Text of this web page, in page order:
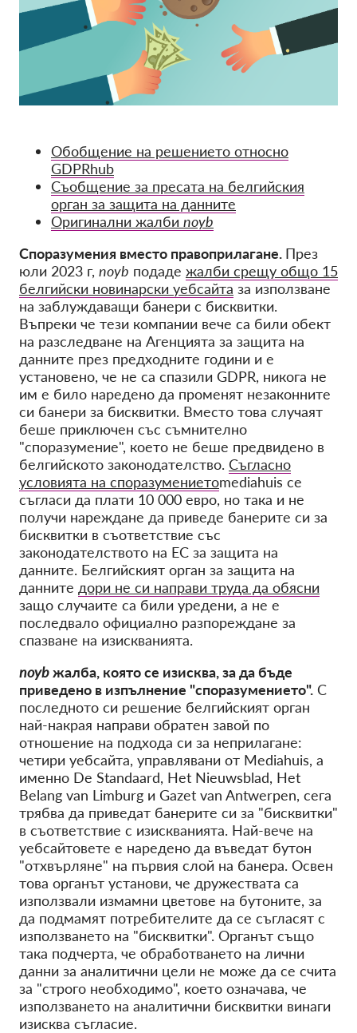
Обобщение на решението относно
GDPRhub
Съобщение за пресата на белгийския
орган за защита на данните
Оригинални жалби noyb
Споразумения вместо правоприлагане. През
юли 2023 г, noyb подаде жалби срещу общо 15
белгийски новинарски уебсайта за използване
на заблуждаващи банери с бисквитки.
Въпреки че тези компании вече са били обект
на разследване на Агенцията за защита на
данните през предходните години и е
установено, че не са спазили GDPR, никога не
им е било наредено да променят незаконните
си банери за бисквитки. Вместо това случаят
беше приключен със съмнително
"споразумение", което не беше предвидено в
белгийското законодателство. Съгласно
условията на споразумениетоmediahuis се
съгласи да плати 10 000 евро, но така и не
получи нареждане да приведе банерите си за
бисквитки в съответствие със
законодателството на ЕС за защита на
данните. Белгийският орган за защита на
данните дори не си направи труда да обясни
защо случаите са били уредени, а не е
последвало официално разпореждане за
спазване на изискванията.
noybжалба, която се изисква, за да бъде
приведено в изпълнение "споразумението". С
последното си решение белгийският орган
най-накрая направи обратен завой по
отношение на подхода си за неприлагане:
четири уебсайта, управлявани от Mediahuis, а
именно De Standaard, Het Nieuwsblad, Het
Belang van Limburg и Gazet van Antwerpen, сега
трябва да приведат банерите си за "бисквитки"
в съответствие с изискванията. Най-вече на
уебсайтовете е наредено да въведат бутон
"отхвърляне" на първия слой на банера. Освен
това органът установи, че дружествата са
използвали измамни цветове на бутоните, за
да подмамят потребителите да се съгласят с
използването на "бисквитки". Органът също
така подчерта, че обработването на лични
данни за аналитични цели не може да се счита
за "строго необходимо", което означава, че
използването на аналитични бисквитки винаги
изисква съгласие.